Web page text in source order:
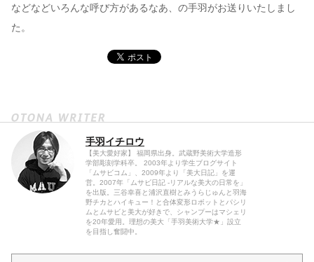
などなどいろんな呼び方があるなあ、の手羽がお送りいたしまし
た。
手羽イチロウ
【美大愛好家】 福岡県出身。武蔵野美術大学造形
学部彫刻学科卒。 2003年より学生ブログサイト
「ムサビコム」、2009年より「美大日記」を運
営。2007年「ムサビ日記 -リアルな美大の日常を」
を出版。三谷幸喜と浦沢直樹とみうらじゅんと羽海
野チカとハイキュー！と合体変形ロボットとパシリ
ムとムサビと美大が好きで、シャンプーはマシェリ
を20年愛用。理想の美大「手羽美術大学★」設立
を目指し奮闘中。